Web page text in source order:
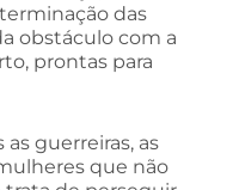
das
obstáculo com a
prontas para
guerreiras, as
que não